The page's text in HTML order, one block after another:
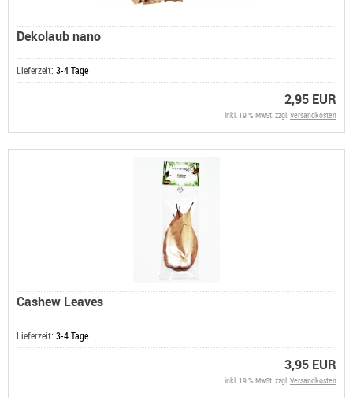
Dekolaub nano
Lieferzeit: 3-4 Tage
2,95 EUR
inkl. 19 % MwSt. zzgl.Versandkosten
Cashew Leaves
Lieferzeit: 3-4 Tage
3,95 EUR
inkl. 19 % MwSt. zzgl.Versandkosten